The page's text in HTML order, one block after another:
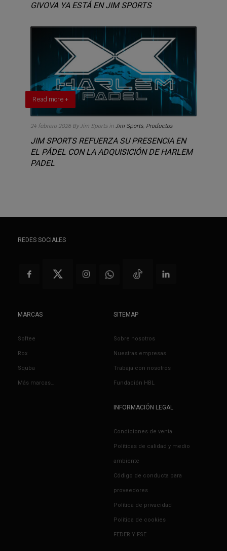
GIVOVA YA ESTÁ EN JIM SPORTS
Read more +
24 febrero 2026 By Jim Sports inJim Sports, Productos
JIM SPORTS REFUERZA SU PRESENCIA EN
EL PÁDEL CON LA ADQUISICIÓN DE HARLEM
PADEL
REDES SOCIALES
MARCAS
Softee
Rox
Squba
Más marcas…
SITEMAP
Sobre nosotros
Nuestras empresas
Trabaja con nosotros
Fundación HBL
INFORMACIÓN LEGAL
Condiciones de venta
Políticas de calidad y medio
ambiente
Código de conducta para
proveedores
Política de privacidad
Política de cookies
FEDER Y FSE